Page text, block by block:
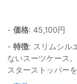
- 価格: 45,100円
- 特徴: スリムシル
ないスーツケース
スターストッパーを